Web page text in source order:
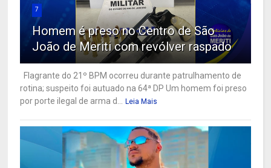
7
Homem é preso no Centro de São
João de Meriti com revólver raspado
Flagrante do 21º BPM ocorreu durante patrulhamento de
rotina; suspeito foi autuado na 64ª DP Um homem foi preso
por porte ilegal de arma d... Leia Mais